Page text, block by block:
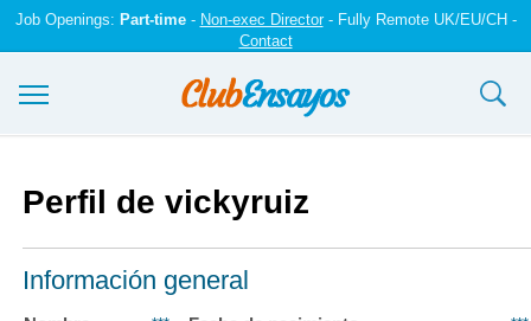
Job Openings: Part-time- Non-exec Director- Fully Remote UK/EU/CH -
Contact
Registrarse
Iniciar sesión
Perfil de vickyruiz
Información general